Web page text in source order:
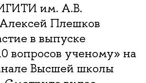
им. А.В.
Плешков
в выпуске
вопросов ученому» на
Высшей школы